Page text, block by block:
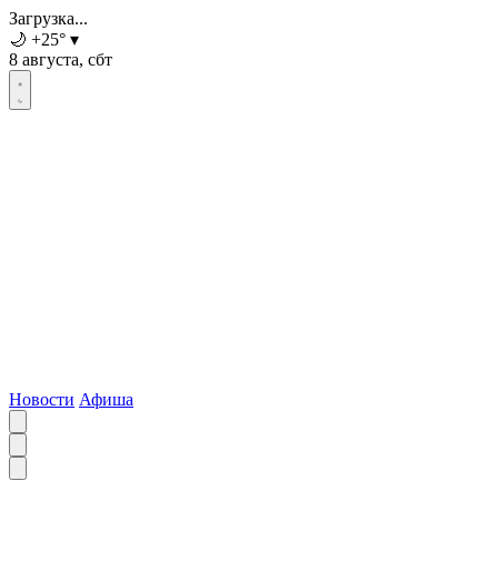
Загрузка...
🌙 +25° ▾
8 августа, сбт
Новости Афиша